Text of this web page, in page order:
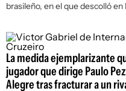
brasileño, en el que descolló en
La medida ejemplarizante
jugador que dirige Paulo
Alegre tras fracturar a un